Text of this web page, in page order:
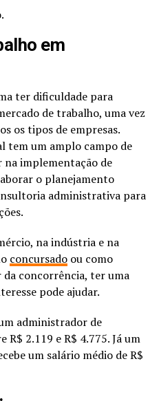
em
ter dificuldade para
de trabalho, uma vez
os tipos de empresas.
tem um amplo campo de
implementação de
o planejamento
administrativa para
na indústria e na
concursadoou como
da concorrência, ter uma
pode ajudar.
administrador de
2.119 e R$ 4.775. Já um
um salário médio de R$